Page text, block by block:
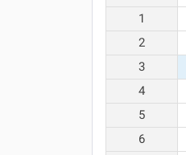
1
2
3
4
5
6